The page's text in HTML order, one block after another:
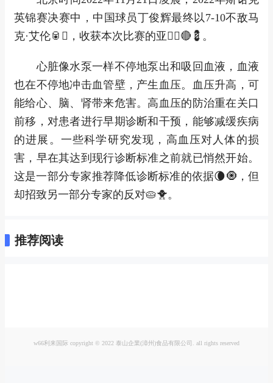
英锦赛决赛中，中国球员丁俊辉最终以7-10不敌马
克·艾伦🥫⬇，收获本次比赛的亚军⃣🔴💈。
心脏像水泵一样不停地泵出和吸回血液，血液
也在不停地冲击血管壁，产生血压。血压升高，可
能给心、脑、肾带来危害。高血压的防治重在关口
前移，对患者进行早期诊断和干预，能够减缓疾病
的进展。一些科学研究发现，高血压对人体的损
害，早在其达到现行诊断标准之前就已悄然开始。
这是一部分专家推荐降低诊断标准的依据🌘🧿，但
却招致另一部分专家的反对🥧🐥。
推荐阅读
w66利来国际 copyright © 2022 泰山企業(漳州)食品有限公司. all rights reserved